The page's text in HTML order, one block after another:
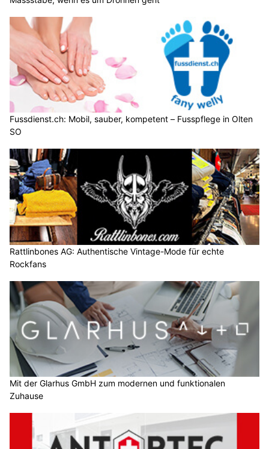
Fussdienst.ch: Mobil, sauber, kompetent – Fusspflege in Olten
SO
Rattlinbones AG: Authentische Vintage-Mode für echte
Rockfans
Mit der Glarhus GmbH zum modernen und funktionalen
Zuhause